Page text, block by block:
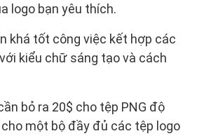
logo bạn yêu thích.
khá tốt công việc kết hợp các
kiểu chữ sáng tạo và cách
bỏ ra 20$ cho tệp PNG độ
một bộ đầy đủ các tệp logo